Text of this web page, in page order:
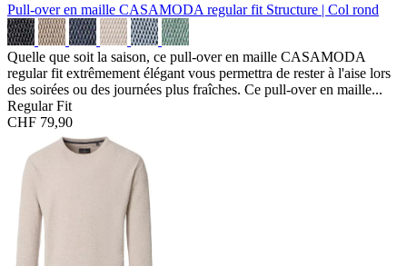
Pull-over en maille CASAMODA regular fit Structure | Col rond
Quelle que soit la saison, ce pull-over en maille CASAMODA
regular fit extrêmement élégant vous permettra de rester à l'aise lors
des soirées ou des journées plus fraîches. Ce pull-over en maille...
Regular Fit
CHF 79,90